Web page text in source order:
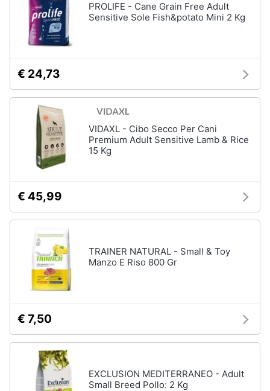
PROLIFE - Cane Grain Free Adult
Sensitive Sole Fish&potato Mini 2 Kg
€ 24,73
VIDAXL - Cibo Secco Per Cani
Premium Adult Sensitive Lamb & Rice
15 Kg
€ 45,99
TRAINER NATURAL - Small & Toy
Manzo E Riso 800 Gr
€ 7,50
EXCLUSION MEDITERRANEO - Adult
Small Breed Pollo: 2 Kg